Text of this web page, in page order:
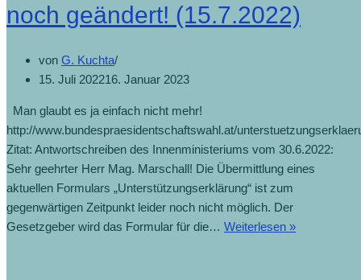
noch geändert! (15.7.2022)
von G. Kuchta
15. Juli 202216. Januar 2023
Man glaubt es ja einfach nicht mehr!
http://www.bundespraesidentschaftswahl.at/
Zitat: Antwortschreiben des Innenministeriums vom 30.6.2022:
Sehr geehrter Herr Mag. Marschall! Die Übermittlung eines
aktuellen Formulars „Unterstützungserklärung“ ist zum
gegenwärtigen Zeitpunkt leider noch nicht möglich. Der
Gesetzgeber wird das Formular für die… Weiterlesen »